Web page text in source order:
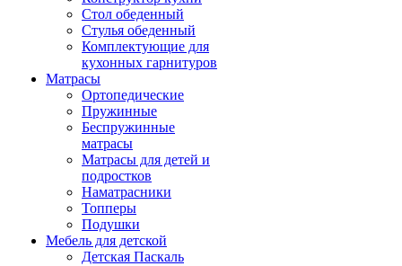
Стол обеденный
Стулья обеденный
Комплектующие для
кухонных гарнитуров
Матраcы
Ортопедические
Пружинные
Беспружинные
матрасы
Матрасы для детей и
подростков
Наматрасники
Топперы
Подушки
Мебель для детской
Детская Паскаль